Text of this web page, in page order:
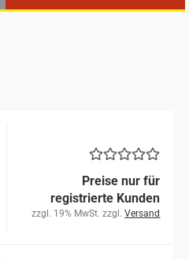
Preise nur für
registrierte Kunden
zzgl. 19% MwSt. zzgl.Versand